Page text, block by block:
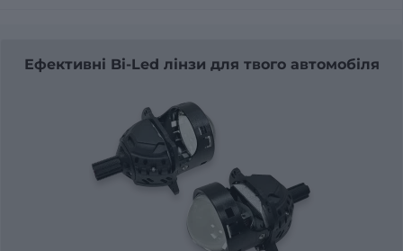
Ефективні Bi-Led лінзи для твого автомобіля